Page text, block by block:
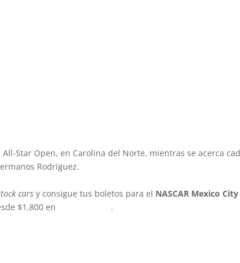
Star Open, en Carolina del Norte, mientras se acerca
Rodríguez.
cars y consigue tus boletos para el NASCAR Mexico City
$1,800 en .